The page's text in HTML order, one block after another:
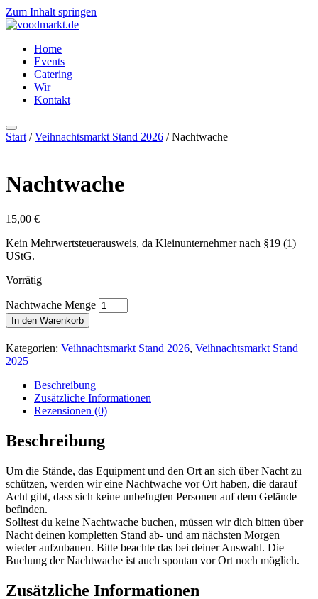
Zum Inhalt springen
Home
Events
Catering
Wir
Kontakt
Start /Veihnachtsmarkt Stand 2026 / Nachtwache
Nachtwache
15,00 €
Kein Mehrwertsteuerausweis, da Kleinunternehmer nach §19 (1)
UStG.
Vorrätig
Nachtwache Menge
In den Warenkorb
Kategorien: Veihnachtsmarkt Stand 2026, Veihnachtsmarkt Stand
2025
Beschreibung
Zusätzliche Informationen
Rezensionen (0)
Beschreibung
Um die Stände, das Equipment und den Ort an sich über Nacht zu
schützen, werden wir eine Nachtwache vor Ort haben, die darauf
Acht gibt, dass sich keine unbefugten Personen auf dem Gelände
befinden.
Solltest du keine Nachtwache buchen, müssen wir dich bitten über
Nacht deinen kompletten Stand ab- und am nächsten Morgen
wieder aufzubauen. Bitte beachte das bei deiner Auswahl. Die
Buchung der Nachtwache ist auch spontan vor Ort noch möglich.
Zusätzliche Informationen